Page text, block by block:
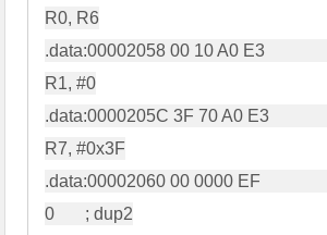
R0, R6
.data:00002058 00 10 A0 E3
R1, #0
.data:0000205C 3F 70 A0 E3
R7, #0x3F
.data:00002060 00 0000 EF
0       ; dup2